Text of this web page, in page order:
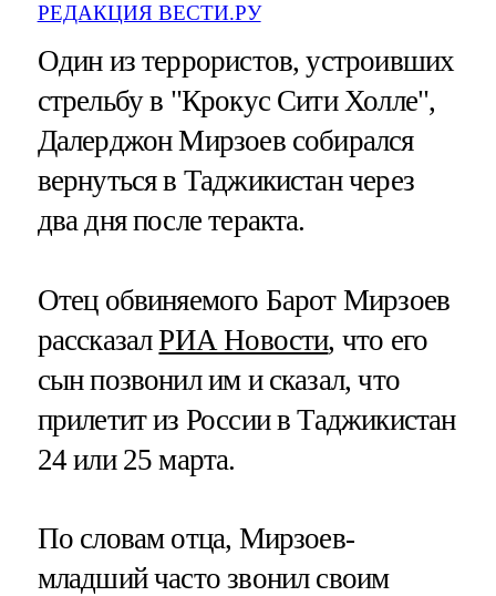
РЕДАКЦИЯ ВЕСТИ.РУ
Один из террористов, устроивших
стрельбу в "Крокус Сити Холле",
Далерджон Мирзоев собирался
вернуться в Таджикистан через
два дня после теракта.
Отец обвиняемого Барот Мирзоев
рассказалРИА Новости, что его
сын позвонил им и сказал, что
прилетит из России в Таджикистан
24 или 25 марта.
По словам отца, Мирзоев-
младший часто звонил своим